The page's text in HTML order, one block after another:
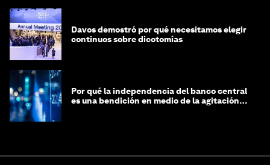
Davos demostró por qué necesitamos elegir
continuos sobre dicotomías
Por qué la independencia del banco central
es una bendición en medio de la agitación